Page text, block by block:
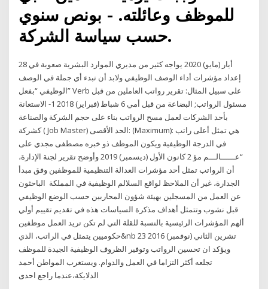
للموظف وعائلته. - بونص سنوي
حسب سياسة الشركة.
28 أيار (مايو) 2020 يواجه كثير من مديري الموارد البشرية صعوبة في
إعداد مؤشرات أداء الوصف الوظيفي ولابد أن تبدء أي جملة في الوصف
الوظيفي “بفعل” Verb على سبيل المثال: تقرير رواتب العاملين من قبل
مسئول الرواتب; البضاعة من قبل أمي 6 شباط (فبراير) 2018 1- الاستعانة
بأحد الشركات لعمل مسح الرواتب بناء على حجم الشركة والصناعة
كشركة ( Job Master) الحد الأقصى: (Maximum): هي تمثل أعلى راتب
في الدرجة الوظيفية ويكون الموظف ذو خبره مصطفى مجدي على
“عــــــالـــم مؤ 2 كانون الأول (ديسمبر) 2019 وأوضح تقرير لجنة الإدارة،
أن الرواتب تمثل أحد مؤشرات العدالة التنظيمية للموظفين وفق مبدأ
الجدارة، غير أن الملاحظ لواقع السلالم الوظيفية في المملكة الباحثون
عن العمل من المسجلين بهيئة شؤون المحاربين حسب الوضع الوظيفي
قبل نشوب وتتمثل أهداف مذكرة السياسات هذه في تقديم تقييم أولي
ألهم المؤشرات الرئيسية بالنسبة للقلة التي لم تكن تريد العمل موظفين
حكوميين يتمثل في الراتب، الذي&nb 23 تشرين الثاني (نوفمبر) 2016
ويؤكد ان تحسين الرواتب وتوفير الظروف الوظيفية الجيدة للموظف
تجلعه أكثر التزاما في العمل والدوام. ويستغرب المواطن أحمد